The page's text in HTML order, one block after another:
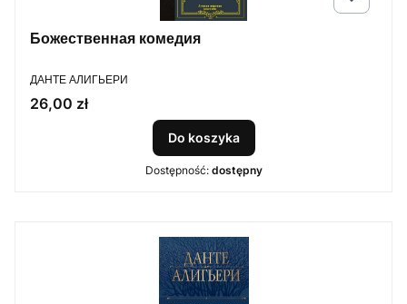
Божественная комедия
PRODUCENT
ДАНТЕ АЛИГЬЕРИ
Cena
26,00 zł
Do koszyka
Dostępność: dostępny